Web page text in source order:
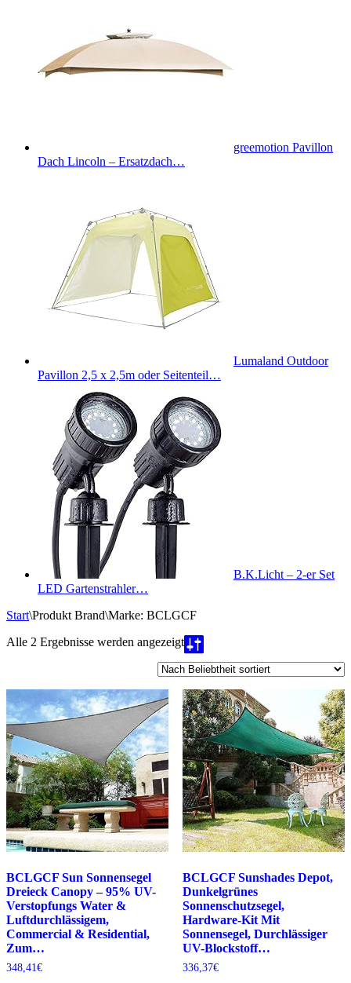
greemotion Pavillon
Dach Lincoln – Ersatzdach…
Lumaland Outdoor
Pavillon 2,5 x 2,5m oder Seitenteil…
B.K.Licht – 2-er Set
LED Gartenstrahler…
Start\Produkt Brand\Marke: BCLGCF
Alle 2 Ergebnisse werden angezeigtNach
Beliebtheit
sortiert
BCLGCF Sun Sonnensegel
Dreieck Canopy – 95% UV-
Verstopfungs Water &
Luftdurchlässigem,
Commercial & Residential,
Zum…
348,41€
BCLGCF Sunshades Depot,
Dunkelgrünes
Sonnenschutzsegel,
Hardware-Kit Mit
Sonnensegel, Durchlässiger
UV-Blockstoff…
336,37€